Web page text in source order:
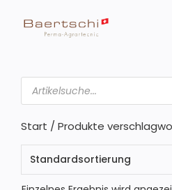
Inhalt
Products
search
Start / Produkte